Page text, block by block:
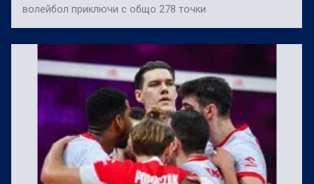
волейбол приключи с общо 278 точки